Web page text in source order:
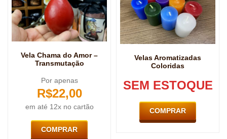
Vela Chama do Amor –
Transmutação
Por apenas
R$22,00
em até 12x no cartão
COMPRAR
Velas Aromatizadas
Coloridas
SEM ESTOQUE
COMPRAR